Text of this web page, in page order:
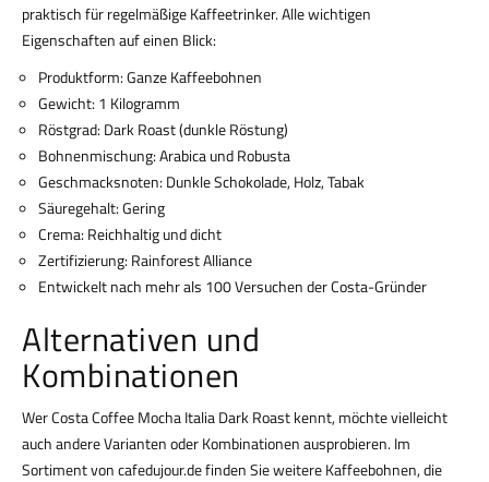
praktisch für regelmäßige Kaffeetrinker. Alle wichtigen
Eigenschaften auf einen Blick:
Produktform: Ganze Kaffeebohnen
Gewicht: 1 Kilogramm
Röstgrad: Dark Roast (dunkle Röstung)
Bohnenmischung: Arabica und Robusta
Geschmacksnoten: Dunkle Schokolade, Holz, Tabak
Säuregehalt: Gering
Crema: Reichhaltig und dicht
Zertifizierung: Rainforest Alliance
Entwickelt nach mehr als 100 Versuchen der Costa-Gründer
Alternativen und
Kombinationen
Wer Costa Coffee Mocha Italia Dark Roast kennt, möchte vielleicht
auch andere Varianten oder Kombinationen ausprobieren. Im
Sortiment von cafedujour.de finden Sie weitere Kaffeebohnen, die